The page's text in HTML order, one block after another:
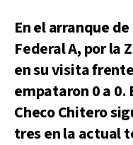
En el arranque
Federal A, por la
en su visita
empataron 0 a 0.
Checo Chitero
tres en la actual